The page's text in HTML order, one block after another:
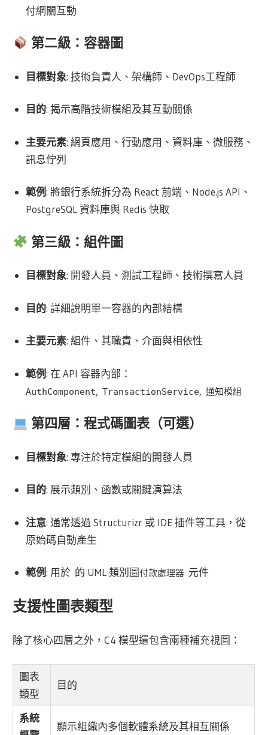
付網關互動
第二級：容器圖
目標對象: 技術負責人、架構師、DevOps工程師
目的: 揭示高階技術模組及其互動關係
主要元素: 網頁應用、行動應用、資料庫、微服務、
訊息佇列
範例: 將銀行系統拆分為 React 前端、Node.js API、
PostgreSQL 資料庫與 Redis 快取
第三級：組件圖
目標對象: 開發人員、測試工程師、技術撰寫人員
目的: 詳細說明單一容器的內部結構
主要元素: 組件、其職責、介面與相依性
範例: 在 API 容器內部：
AuthComponent, TransactionService, 通知模組
第四層：程式碼圖表（可選）
目標對象: 專注於特定模組的開發人員
目的: 展示類別、函數或關鍵演算法
注意: 通常透過 Structurizr 或 IDE 插件等工具，從
原始碼自動產生
範例: 用於 的 UML 類別圖付款處理器元件
支援性圖表類型
除了核心四層之外，C4 模型還包含兩種補充視圖：
圖表
類型
目的
系統
顯示組織內多個軟體系統及其相互關係